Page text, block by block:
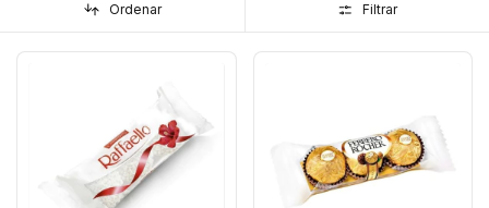
Ordenar Filtrar